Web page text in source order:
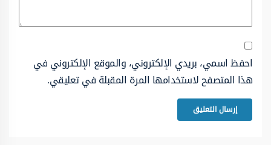
احفظ اسمي، بريدي الإلكتروني، والموقع الإلكتروني في
هذا المتصفح لاستخدامها المرة المقبلة في تعليقي.